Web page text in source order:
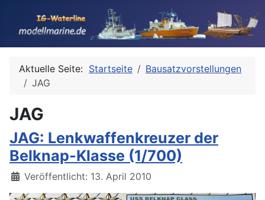
Aktuelle Seite: Startseite
Bausatzvorstellungen
JAG
JAG
JAG: Lenkwaffenkreuzer der
Belknap-Klasse (1/700)
Details
Veröffentlicht: 13. April 2010